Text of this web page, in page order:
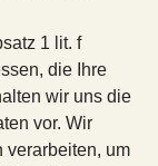
1 lit. f
die Ihre
wir uns die
vor. Wir
verarbeiten, um